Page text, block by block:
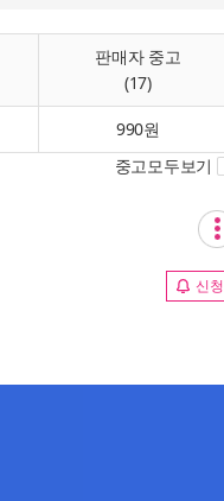
판매자 중고
(17)
990원
중고모두보기
신청